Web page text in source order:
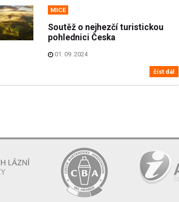
MICE
Soutěž o nejhezčí turistickou
pohlednici Česka
01. 09. 2024
číst dál